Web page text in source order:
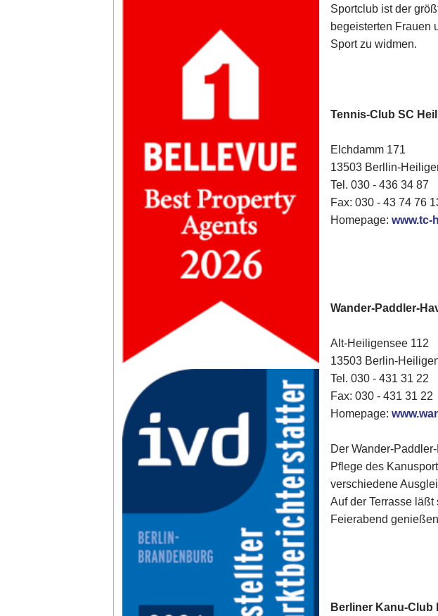
Sportclub ist der
begeisterten Frauen
Sport zu widmen.
Tennis-Club SC
Elchdamm 171
13503 Berllin-
Tel. 030 - 436 34 87
​Fax: 030 - 43 74 76
Homepage:www.tc-
Wander-Paddler-
Alt-Heiligensee 112
13503 Berlin-
Tel. 030 - 431 31 22
Fax: 030 - 431 31 22
Homepage:
Der Wander-
Pflege des
verschiedene
Auf der Terrasse
Feierabend
Berliner Kanu-Club